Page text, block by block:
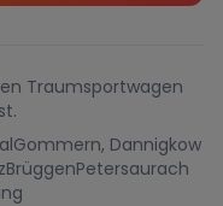
Traumsportwagen
Gommern, Dannigkow
BrüggenPetersaurach